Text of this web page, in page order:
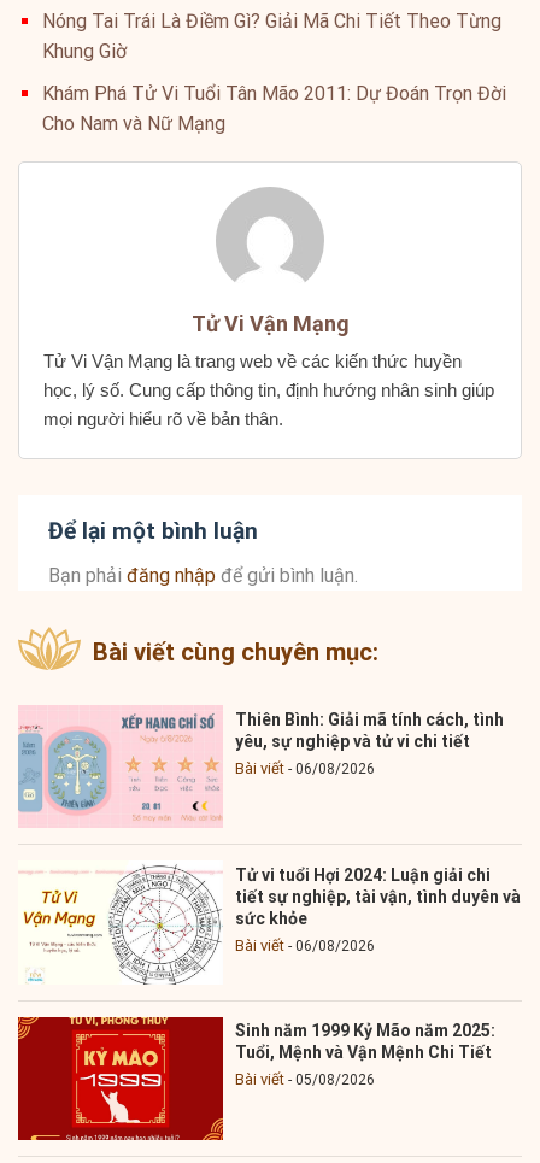
Nóng Tai Trái Là Điềm Gì? Giải Mã Chi Tiết Theo Từng
Khung Giờ
Khám Phá Tử Vi Tuổi Tân Mão 2011: Dự Đoán Trọn Đời
Cho Nam và Nữ Mạng
Tử Vi Vận Mạng
Tử Vi Vận Mạng là trang web về các kiến thức huyền
học, lý số. Cung cấp thông tin, định hướng nhân sinh giúp
mọi người hiểu rõ về bản thân.
Để lại một bình luận
Bạn phải đăng nhập để gửi bình luận.
Bài viết cùng chuyên mục:
Thiên Bình: Giải mã tính cách, tình
yêu, sự nghiệp và tử vi chi tiết
Bài viết 06/08/2026
Tử vi tuổi Hợi 2024: Luận giải chi
tiết sự nghiệp, tài vận, tình duyên và
sức khỏe
Bài viết 06/08/2026
Sinh năm 1999 Kỷ Mão năm 2025:
Tuổi, Mệnh và Vận Mệnh Chi Tiết
Bài viết 05/08/2026